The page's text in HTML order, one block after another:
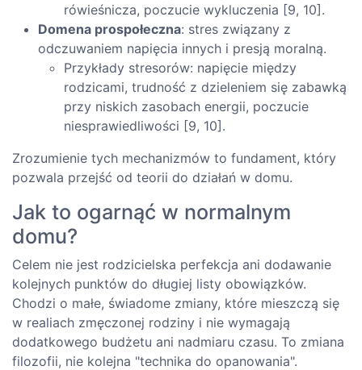
rówieśnicza, poczucie wykluczenia [9, 10].
Domena prospołeczna: stres związany z
odczuwaniem napięcia innych i presją moralną.
Przykłady stresorów: napięcie między
rodzicami, trudność z dzieleniem się zabawką
przy niskich zasobach energii, poczucie
niesprawiedliwości [9, 10].
Zrozumienie tych mechanizmów to fundament, który
pozwala przejść od teorii do działań w domu.
Jak to ogarnąć w normalnym
domu?
Celem nie jest rodzicielska perfekcja ani dodawanie
kolejnych punktów do długiej listy obowiązków.
Chodzi o małe, świadome zmiany, które mieszczą się
w realiach zmęczonej rodziny i nie wymagają
dodatkowego budżetu ani nadmiaru czasu. To zmiana
filozofii, nie kolejna "technika do opanowania".